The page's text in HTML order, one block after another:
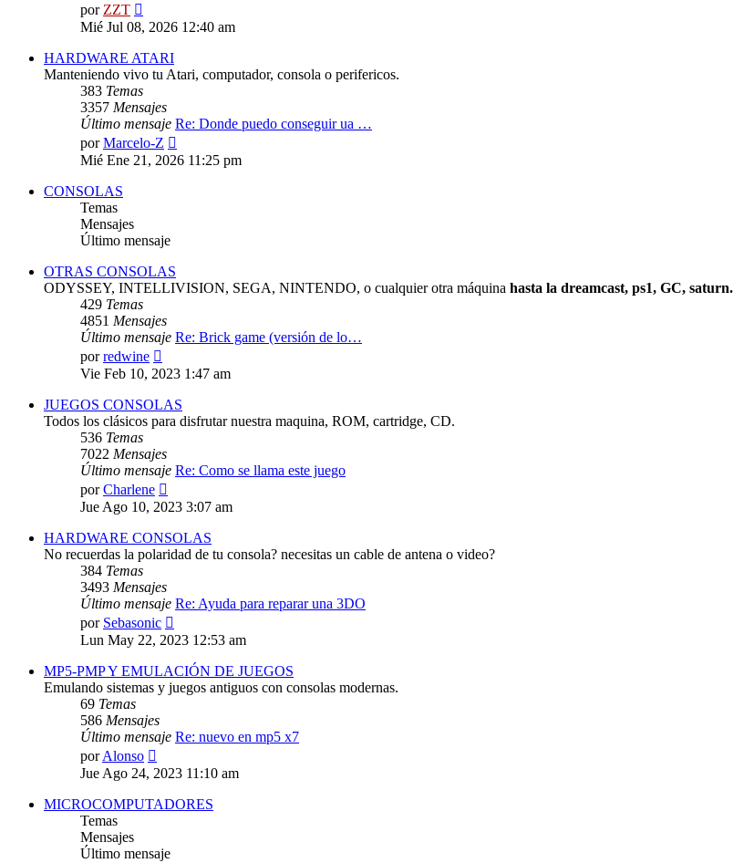
porZZT
último
Mié Jul 08, 2026 12:40 am
HARDWARE ATARI
Manteniendo vivo tu Atari, computador, consola o perifericos.
383 Temas
3357 Mensajes
Último mensaje Re: Donde puedo conseguir ua …
porMarcelo-Z
último
Mié Ene 21, 2026 11:25 pm
CONSOLAS
Temas
Mensajes
Último mensaje
OTRAS CONSOLAS
ODYSSEY, INTELLIVISION, SEGA, NINTENDO, o cualquier otra máquina hasta la dreamcast, ps1, GC, saturn.
429 Temas
4851 Mensajes
Último mensaje Re: Brick game (versión de lo…
porredwine
último
Vie Feb 10, 2023 1:47 am
JUEGOS CONSOLAS
Todos los clásicos para disfrutar nuestra maquina, ROM, cartridge, CD.
536 Temas
7022 Mensajes
Último mensaje Re: Como se llama este juego
porCharlene
último
Jue Ago 10, 2023 3:07 am
HARDWARE CONSOLAS
No recuerdas la polaridad de tu consola? necesitas un cable de antena o video?
384 Temas
3493 Mensajes
Último mensaje Re: Ayuda para reparar una 3DO
por Sebasonic
último
Lun May 22, 2023 12:53 am
MP5-PMP Y EMULACIÓN DE JUEGOS
Emulando sistemas y juegos antiguos con consolas modernas.
69 Temas
586 Mensajes
Último mensaje Re: nuevo en mp5 x7
porAlonso
último
Jue Ago 24, 2023 11:10 am
MICROCOMPUTADORES
Temas
Mensajes
Último mensaje